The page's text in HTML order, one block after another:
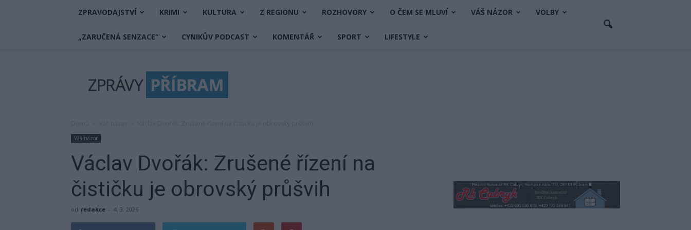
ZPRAVODAJSTVÍ KRIMI KULTURA Z REGIONU ROZHOVORY O ČEM SE MLUVÍ VÁŠ NÁZOR VOLBY
„ZARUČENÁ SENZACE“ CYNIKŮV PODCAST KOMENTÁŘ SPORT LIFESTYLE
Příbram
Váš názor
Václav Dvořák: Zrušené řízení na
čističku je obrovský průšvih
od redakce - 4. 3. 2026